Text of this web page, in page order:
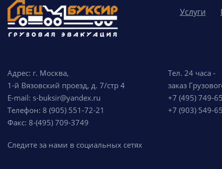
Услуги
Адрес: г. Москва,
1-й Вязовский проезд, д. 7/стр 4
E-mail: s-buksir@yandex.ru
Телефон: 8 (905) 551-72-21
Факс: 8-(495) 709-3749
Тел. 24 часа -
заказ
+7 (495) 749-
+7 (903) 549-
Следите за нами в социальных сетях